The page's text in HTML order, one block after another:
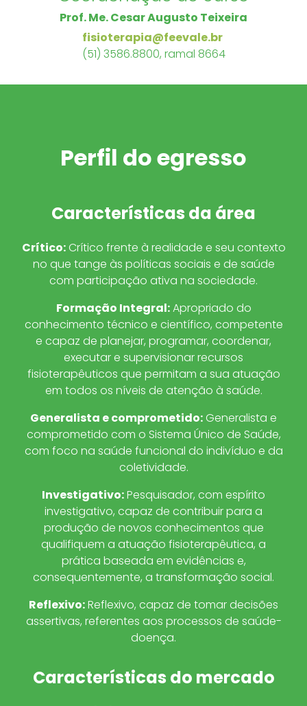
Prof. Me. Cesar Augusto Teixeira
fisioterapia@feevale.br
(51) 3586.8800, ramal 8664
Perfil do egresso
Características da área
Crítico: Crítico frente à realidade e seu contexto
no que tange às políticas sociais e de saúde
com participação ativa na sociedade.
Formação Integral:Apropriado do
conhecimento técnico e científico, competente
e capaz de planejar, programar, coordenar,
executar e supervisionar recursos
fisioterapêuticos que permitam a sua atuação
em todos os níveis de atenção à saúde.
Generalista e comprometido: Generalista e
comprometido com o Sistema Único de Saúde,
com foco na saúde funcional do indivíduo e da
coletividade.
Investigativo:Pesquisador, com espírito
investigativo, capaz de contribuir para a
produção de novos conhecimentos que
qualifiquem a atuação fisioterapêutica, a
prática baseada em evidências e,
consequentemente, a transformação social.
Reflexivo:Reflexivo, capaz de tomar decisões
assertivas, referentes aos processos de saúde-
doença.
Características do mercado